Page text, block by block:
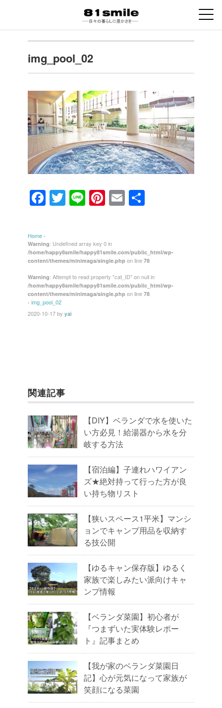
img_pool_02
F
a
e
b
o
o
k
T
wi
er
Li
n
Pi
nt
e
st
E
m
Home ›
Warning: Undefined array key 0 in
/home/happy8smile/happy81smile.com/public_html/wp-
content/themes/minimaga/single.php on line 78
Warning: Attempt to read property "cat_ID" on null in
/home/happy8smile/happy81smile.com/public_html/wp-
content/themes/minimaga/single.php on line 78
› img_pool_02
2020-10-17by yai
関連記事
【DIY】ベランダで水を使いた
い方必見！給湯器から水を分
岐する方法
【宿泊編】子連れハワイアン
ズ★絶対持って行った方が良
い持ち物リスト
【狭いスペース1平米】マンシ
ョンでキャンプ用品を収納す
る技公開
【ゆるキャン保存版】ゆるく
家族で楽しみたい派向けキャ
ンプ情報
【ベランダ菜園】初心者が
『つまずいた実体験レポー
ト』記事まとめ
【我が家のベランダ菜園日
記】心が元気になって家族が
笑顔になる菜園